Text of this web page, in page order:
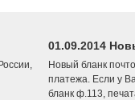
01.09.2014
Новый бланк
платежа. Если у
бланк ф.113,